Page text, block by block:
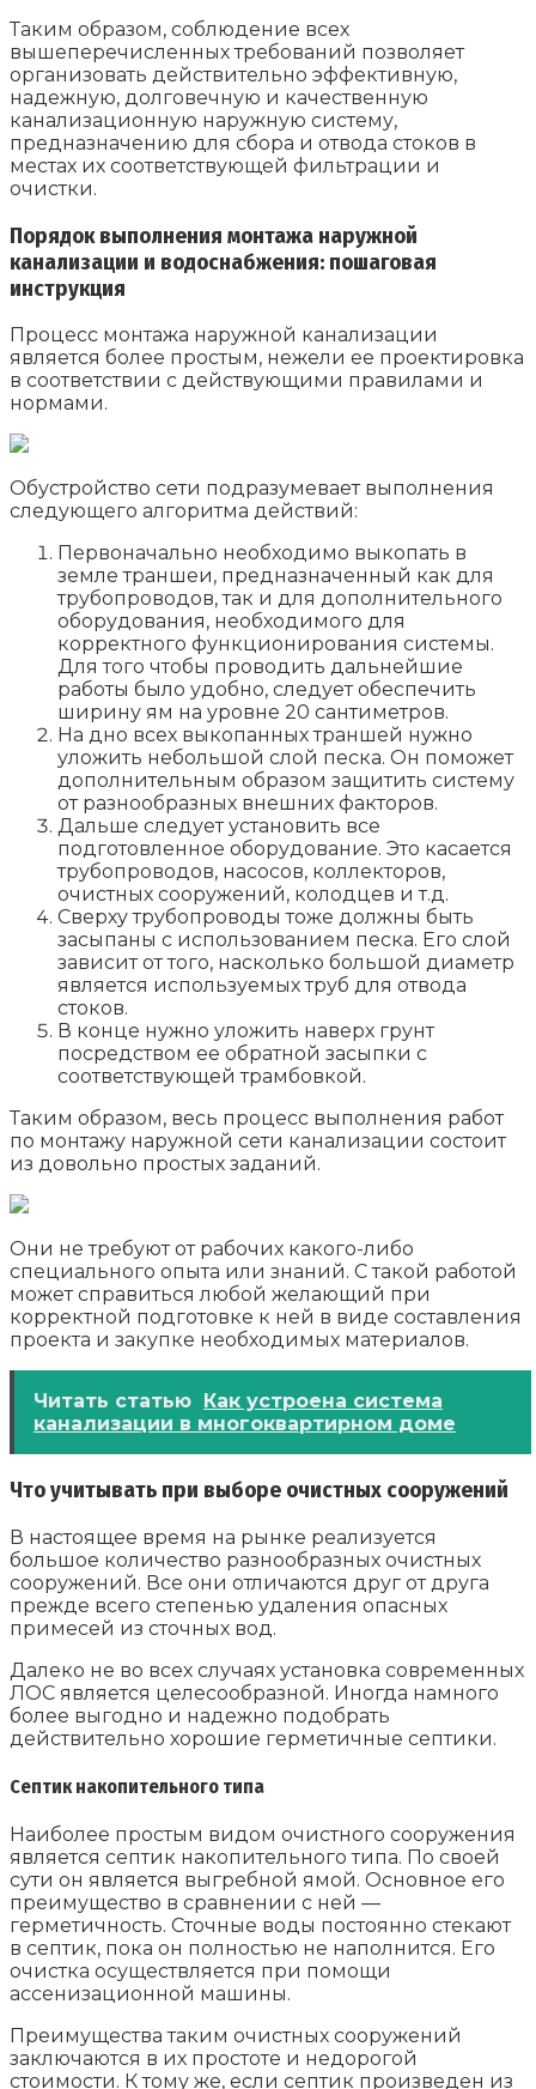
Таким образом, соблюдение всех
вышеперечисленных требований позволяет
организовать действительно эффективную,
надежную, долговечную и качественную
канализационную наружную систему,
предназначению для сбора и отвода стоков в
местах их соответствующей фильтрации и
очистки.
Порядок выполнения монтажа наружной
канализации и водоснабжения: пошаговая
инструкция
Процесс монтажа наружной канализации
является более простым, нежели ее проектировка
в соответствии с действующими правилами и
нормами.
Обустройство сети подразумевает выполнения
следующего алгоритма действий:
Первоначально необходимо выкопать в
земле траншеи, предназначенный как для
трубопроводов, так и для дополнительного
оборудования, необходимого для
корректного функционирования системы.
Для того чтобы проводить дальнейшие
работы было удобно, следует обеспечить
ширину ям на уровне 20 сантиметров.
На дно всех выкопанных траншей нужно
уложить небольшой слой песка. Он поможет
дополнительным образом защитить систему
от разнообразных внешних факторов.
Дальше следует установить все
подготовленное оборудование. Это касается
трубопроводов, насосов, коллекторов,
очистных сооружений, колодцев и т.д.
Сверху трубопроводы тоже должны быть
засыпаны с использованием песка. Его слой
зависит от того, насколько большой диаметр
является используемых труб для отвода
стоков.
В конце нужно уложить наверх грунт
посредством ее обратной засыпки с
соответствующей трамбовкой.
Таким образом, весь процесс выполнения работ
по монтажу наружной сети канализации состоит
из довольно простых заданий.
Они не требуют от рабочих какого-либо
специального опыта или знаний. С такой работой
может справиться любой желающий при
корректной подготовке к ней в виде составления
проекта и закупке необходимых материалов.
Читать статью
Как устроена система
канализации в многоквартирном доме
Что учитывать при выборе очистных сооружений
В настоящее время на рынке реализуется
большое количество разнообразных очистных
сооружений. Все они отличаются друг от друга
прежде всего степенью удаления опасных
примесей из сточных вод.
Далеко не во всех случаях установка современных
ЛОС является целесообразной. Иногда намного
более выгодно и надежно подобрать
действительно хорошие герметичные септики.
Септик накопительного типа
Наиболее простым видом очистного сооружения
является септик накопительного типа. По своей
сути он является выгребной ямой. Основное его
преимущество в сравнении с ней —
герметичность. Сточные воды постоянно стекают
в септик, пока он полностью не наполнится. Его
очистка осуществляется при помощи
ассенизационной машины.
Преимущества таким очистных сооружений
заключаются в их простоте и недорогой
стоимости. К тому же, если септик произведен из